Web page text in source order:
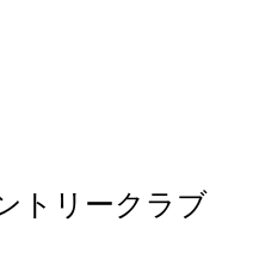
トリークラブ